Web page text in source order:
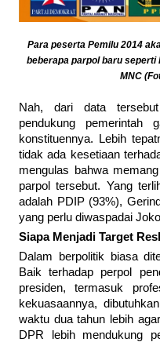
Para peserta Pemilu 2014
beberapa parpol baru seperti
MNC
Nah, dari data
pendukung pemerintah
konstituennya. Lebih
tidak ada kesetiaan
mengulas bahwa
parpol tersebut. Yang
adalah PDIP (93%),
yang perlu diwaspadai
Siapa Menjadi Target
Dalam berpolitik biasa
Baik terhadap perpol
presiden, termasuk
kekuasaannya,
waktu dua tahun lebih
DPR lebih mendukung